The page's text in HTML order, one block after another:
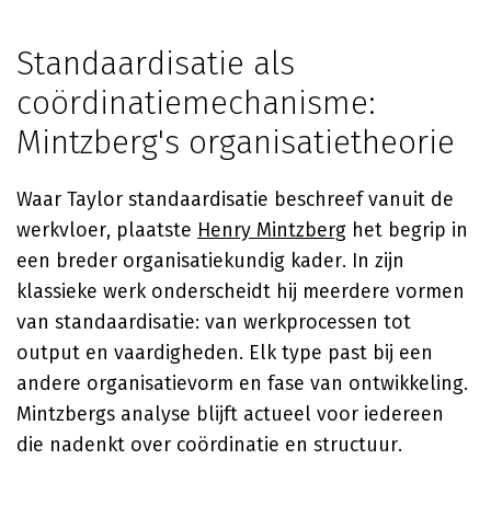
Standaardisatie als
coördinatiemechanisme:
Mintzberg's organisatietheorie
Waar Taylor standaardisatie beschreef vanuit de
werkvloer, plaatste Henry Mintzberg het begrip in
een breder organisatiekundig kader. In zijn
klassieke werk onderscheidt hij meerdere vormen
van standaardisatie: van werkprocessen tot
output en vaardigheden. Elk type past bij een
andere organisatievorm en fase van ontwikkeling.
Mintzbergs analyse blijft actueel voor iedereen
die nadenkt over coördinatie en structuur.